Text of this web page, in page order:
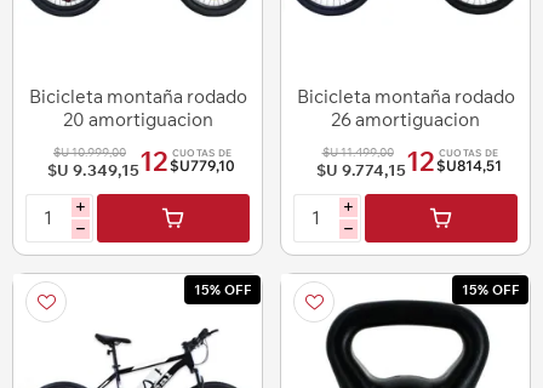
Bicicleta montaña rodado
20 amortiguacion
delantera lo ideal
$U 10.999,00
$U 9.349,1512 CUOTAS DE
$U779,10
i
h
Bicicleta montaña rodado
26 amortiguacion
delantera lo ideal
$U 11.499,00
$U 9.774,1512 CUOTAS DE
$U814,51
i
h
15% OFF 15% OFF